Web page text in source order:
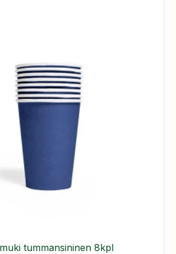
tummansininen 8kpl